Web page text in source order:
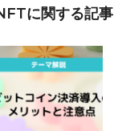
に関する記事